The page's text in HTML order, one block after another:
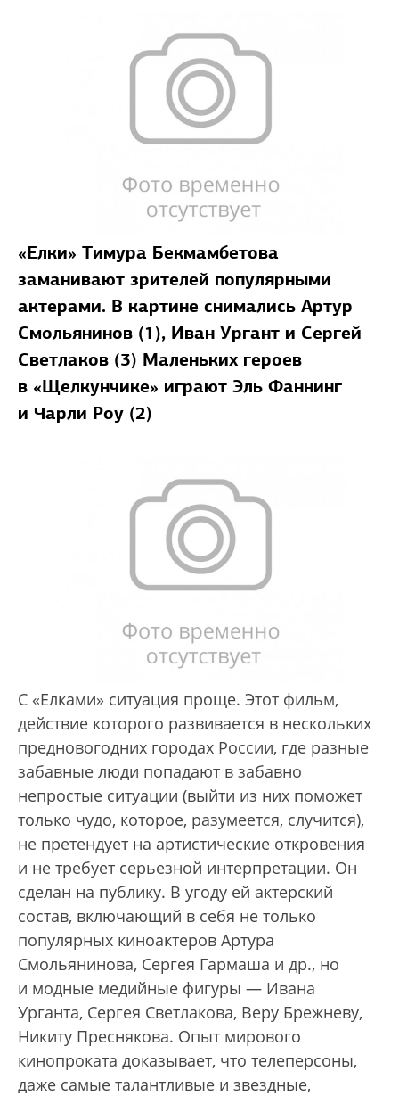
«Елки» Тимура Бекмамбетова
заманивают зрителей популярными
актерами. В картине снимались Артур
Смольянинов (1), Иван Ургант и Сергей
Светлаков (3) Маленьких героев
в «Щелкунчике» играют Эль Фаннинг
и Чарли Роу (2)
С «Елками» ситуация проще. Этот фильм,
действие которого развивается в нескольких
предновогодних городах России, где разные
забавные люди попадают в забавно
непростые ситуации (выйти из них поможет
только чудо, которое, разумеется, случится),
не претендует на артистические откровения
и не требует серьезной интерпретации. Он
сделан на публику. В угоду ей актерский
состав, включающий в себя не только
популярных киноактеров Артура
Смольянинова, Сергея Гармаша и др., но
и модные медийные фигуры — Ивана
Урганта, Сергея Светлакова, Веру Брежневу,
Никиту Преснякова. Опыт мирового
кинопроката доказывает, что телеперсоны,
даже самые талантливые и звездные,